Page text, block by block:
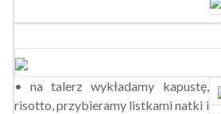
• na talerz wykładamy kapustę,
risotto, przybieramy listkami natki i